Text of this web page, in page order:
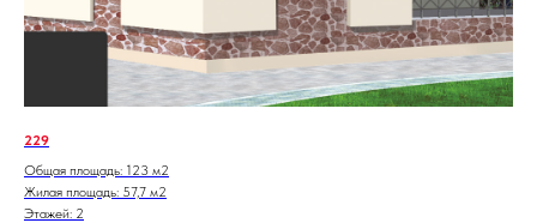
229
Общая площадь: 123 м2
Жилая площадь: 57,7 м2
Этажей: 2